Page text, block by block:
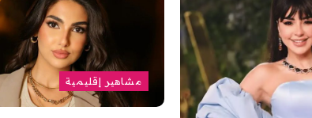
مشاهير إقليمية